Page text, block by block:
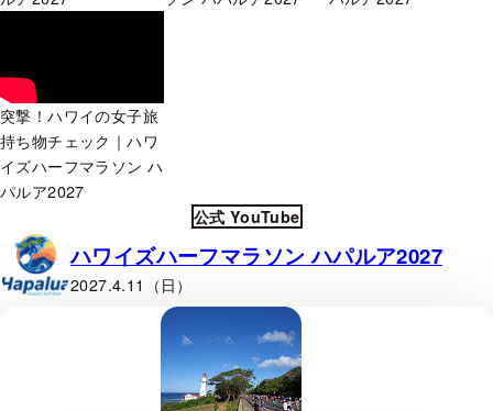
突撃！ハワイの女子旅
持ち物チェック｜ハワ
イズハーフマラソン ハ
パルア2027
公式 YouTube
ハワイズハーフマラソン ハパルア2027
2027.4.11（日）